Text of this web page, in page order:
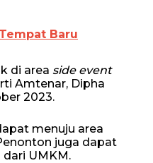
Baru
di area side event
Amtenar, Dipha
2023.
menuju area
juga dapat
UMKM.